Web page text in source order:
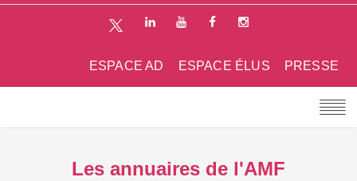
PRESSE
ESPACE ÉLUS
ESPACE AD
Les annuaires de l'AMF